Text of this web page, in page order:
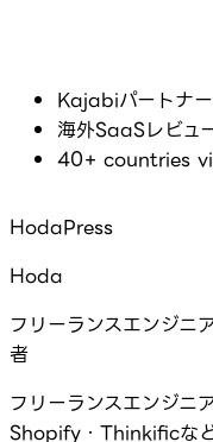
Kajabiパートナー
海外SaaSレビュ
40+ countries
HodaPress
Hoda
フリーランスエンジニ
者
フリーランスエンジニ
Shopify・Thinkificな